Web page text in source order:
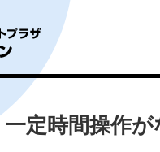
一定時間操作